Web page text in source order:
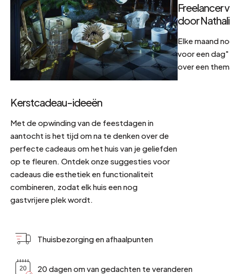
Kerstcadeau-ideeën
Met de opwinding van de feestdagen in
aantocht is het tijd om na te denken over de
perfecte cadeaus om het huis van je geliefden
op te fleuren. Ontdek onze suggesties voor
cadeaus die esthetiek en functionaliteit
combineren, zodat elk huis een nog
gastvrijere plek wordt.
Freelancer
door
Elke maand
voor een
over een
Thuisbezorging en afhaalpunten
20 dagen om van gedachten te veranderen